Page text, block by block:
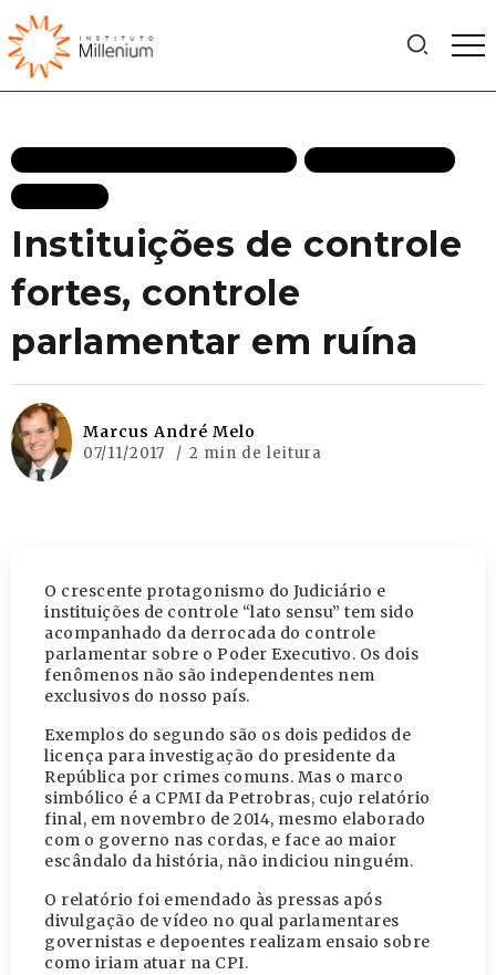
Instituições de controle
fortes, controle
parlamentar em ruína
Marcus André Melo
07/11/2017 2 min de leitura
O crescente protagonismo do Judiciário e
instituições de controle “lato sensu” tem sido
acompanhado da derrocada do controle
parlamentar sobre o Poder Executivo. Os dois
fenômenos não são independentes nem
exclusivos do nosso país.
Exemplos do segundo são os dois pedidos de
licença para investigação do presidente da
República por crimes comuns. Mas o marco
simbólico é a CPMI da Petrobras, cujo relatório
final, em novembro de 2014, mesmo elaborado
com o governo nas cordas, e face ao maior
escândalo da história, não indiciou ninguém.
O relatório foi emendado às pressas após
divulgação de vídeo no qual parlamentares
governistas e depoentes realizam ensaio sobre
como iriam atuar na CPI.